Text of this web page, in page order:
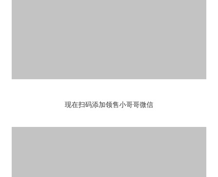
现在扫码添加领售小哥哥微信